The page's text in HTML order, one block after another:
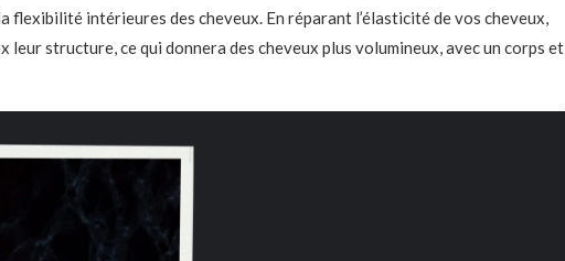
flexibilité intérieures des cheveux. En réparant l’élasticité de vos cheveux,
leur structure, ce qui donnera des cheveux plus volumineux, avec un corps et